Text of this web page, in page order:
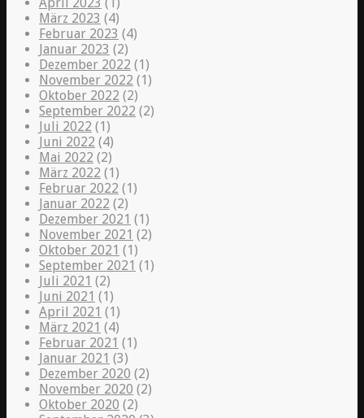
März 2023 (4)
Februar 2023 (4)
Januar 2023 (2)
Dezember 2022 (1)
November 2022 (1)
Oktober 2022 (2)
September 2022 (2)
Juli 2022 (1)
Juni 2022 (4)
Mai 2022 (2)
März 2022 (1)
Februar 2022 (1)
Januar 2022 (2)
Dezember 2021 (1)
November 2021 (2)
Oktober 2021 (1)
September 2021 (1)
Juli 2021 (2)
Juni 2021 (1)
April 2021 (1)
März 2021 (4)
Februar 2021 (1)
Januar 2021 (3)
Dezember 2020 (2)
November 2020 (2)
Oktober 2020 (2)